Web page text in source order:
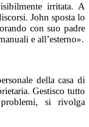
irritata. A
John sposta lo
con suo padre
e all’esterno».
della casa di
Gestisco tutto
si rivolga